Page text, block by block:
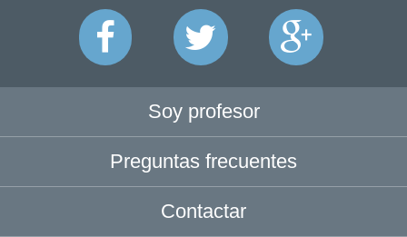
Soy profesor
Preguntas frecuentes
Contactar